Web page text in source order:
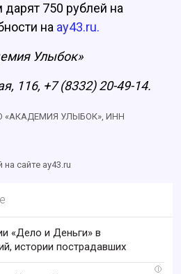
750 рублей на
на ay43.ru.
Улыбок»
116, +7 (8332) 20-49-14.
«АКАДЕМИЯ УЛЫБОК», ИНН
сайте ay43.ru
«Дело и Деньги» в
истории пострадавших
i